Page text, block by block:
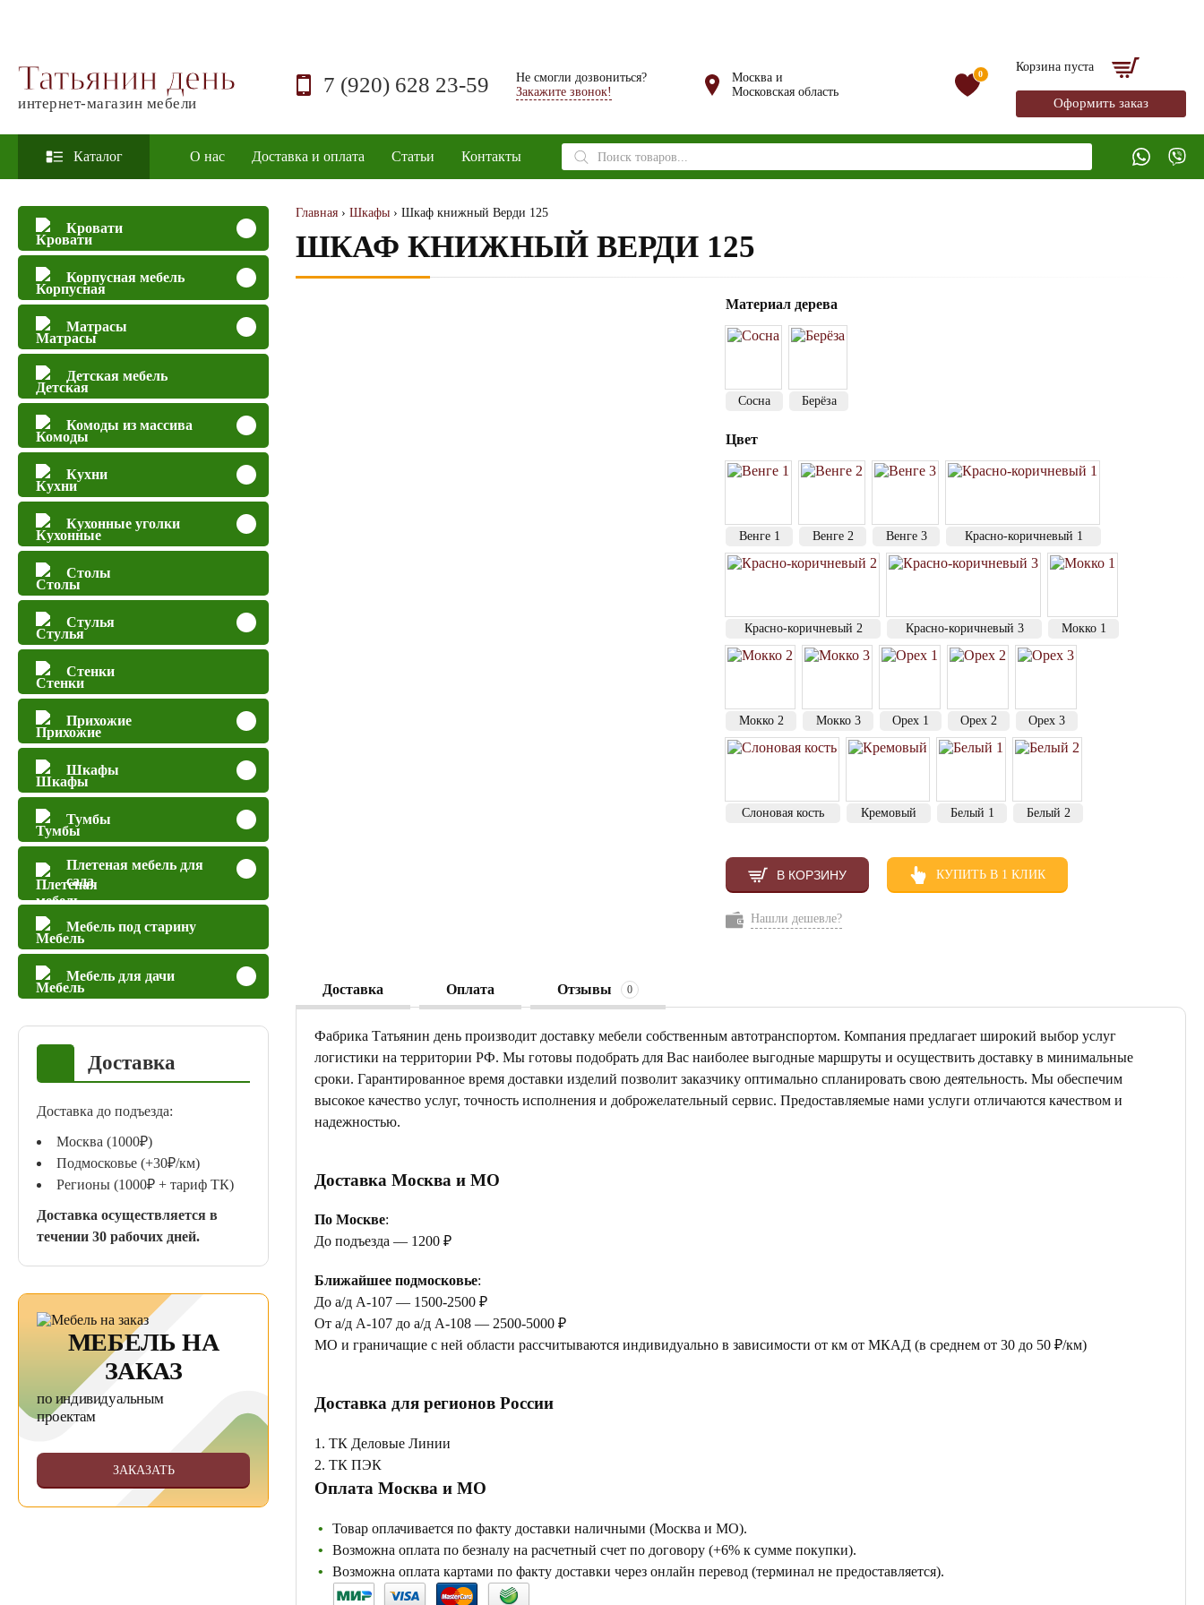
Татьянин день
интернет-магазин мебели
7 (920) 628 23-59
Не смогли дозвониться?
Закажите звонок!
Москва и
Московская область
0
Корзина пуста
Оформить заказ
Каталог О нас Доставка и оплата Статьи Контакты
Поиск
товаров
Кровати
Корпусная мебель
Матрасы
Детская мебель
Комоды из массива
Кухни
Кухонные уголки
Столы
Стулья
Стенки
Прихожие
Шкафы
Тумбы
Плетеная мебель для
сада
Мебель под старину
Мебель для дачи
Доставка
Доставка до подъезда:
Москва (1000₽)
Подмосковье (+30₽/км)
Регионы (1000₽ + тариф ТК)
Доставка осуществляется в
течении 30 рабочих дней.
МЕБЕЛЬ НА
ЗАКАЗ
по индивидуальным
проектам
ЗАКАЗАТЬ
Главная › Шкафы › Шкаф книжный Верди 125
ШКАФ КНИЖНЫЙ ВЕРДИ 125
Материал дерева
Сосна Берёза
Цвет
Венге 1 Венге 2 Венге 3 Красно-коричневый 1
Красно-коричневый 2 Красно-коричневый 3 Мокко 1
Мокко 2 Мокко 3 Орех 1 Орех 2 Орех 3
Слоновая кость Кремовый Белый 1 Белый 2
В КОРЗИНУ КУПИТЬ В 1 КЛИК
Нашли дешевле?
Доставка Оплата Отзывы 0
Фабрика Татьянин день производит доставку мебели собственным автотранспортом. Компания предлагает широкий выбор услуг
логистики на территории РФ. Мы готовы подобрать для Вас наиболее выгодные маршруты и осуществить доставку в минимальные
сроки. Гарантированное время доставки изделий позволит заказчику оптимально спланировать свою деятельность. Мы обеспечим
высокое качество услуг, точность исполнения и доброжелательный сервис. Предоставляемые нами услуги отличаются качеством и
надежностью.
Доставка Москва и МО
По Москве:
До подъезда — 1200 ₽
Ближайшее подмосковье:
До а/д А-107 — 1500-2500 ₽
От а/д А-107 до а/д А-108 — 2500-5000 ₽
МО и граничащие с ней области рассчитываются индивидуально в зависимости от км от МКАД (в среднем от 30 до 50 ₽/км)
Доставка для регионов России
1. ТК Деловые Линии
2. ТК ПЭК
Оплата Москва и МО
Товар оплачивается по факту доставки наличными (Москва и МО).
Возможна оплата по безналу на расчетный счет по договору (+6% к сумме покупки).
Возможна оплата картами по факту доставки через онлайн перевод (терминал не предоставляется).